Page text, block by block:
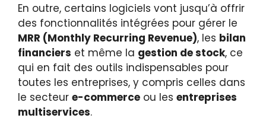
En outre, certains logiciels vont jusqu’à offrir
des fonctionnalités intégrées pour gérer le
MRR (Monthly Recurring Revenue), les bilan
financiers et même la gestion de stock, ce
qui en fait des outils indispensables pour
toutes les entreprises, y compris celles dans
le secteur e-commerce ou les entreprises
multiservices.